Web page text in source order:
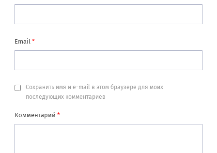
Email *
Сохранить имя и e-mail в этом браузере для моих
последующих комментариев
Комментарий *